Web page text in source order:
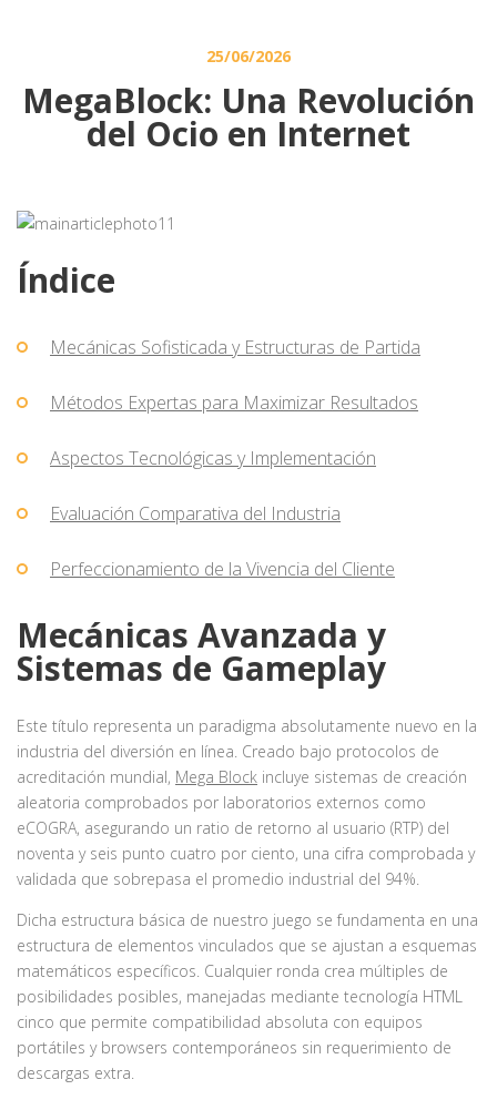
25/06/2026
MegaBlock: Una Revolución
del Ocio en Internet
Índice
Mecánicas Sofisticada y Estructuras de Partida
Métodos Expertas para Maximizar Resultados
Aspectos Tecnológicas y Implementación
Evaluación Comparativa del Industria
Perfeccionamiento de la Vivencia del Cliente
Mecánicas Avanzada y
Sistemas de Gameplay
Este título representa un paradigma absolutamente nuevo en la
industria del diversión en línea. Creado bajo protocolos de
acreditación mundial, Mega Block incluye sistemas de creación
aleatoria comprobados por laboratorios externos como
eCOGRA, asegurando un ratio de retorno al usuario (RTP) del
noventa y seis punto cuatro por ciento, una cifra comprobada y
validada que sobrepasa el promedio industrial del 94%.
Dicha estructura básica de nuestro juego se fundamenta en una
estructura de elementos vinculados que se ajustan a esquemas
matemáticos específicos. Cualquier ronda crea múltiples de
posibilidades posibles, manejadas mediante tecnología HTML
cinco que permite compatibilidad absoluta con equipos
portátiles y browsers contemporáneos sin requerimiento de
descargas extra.